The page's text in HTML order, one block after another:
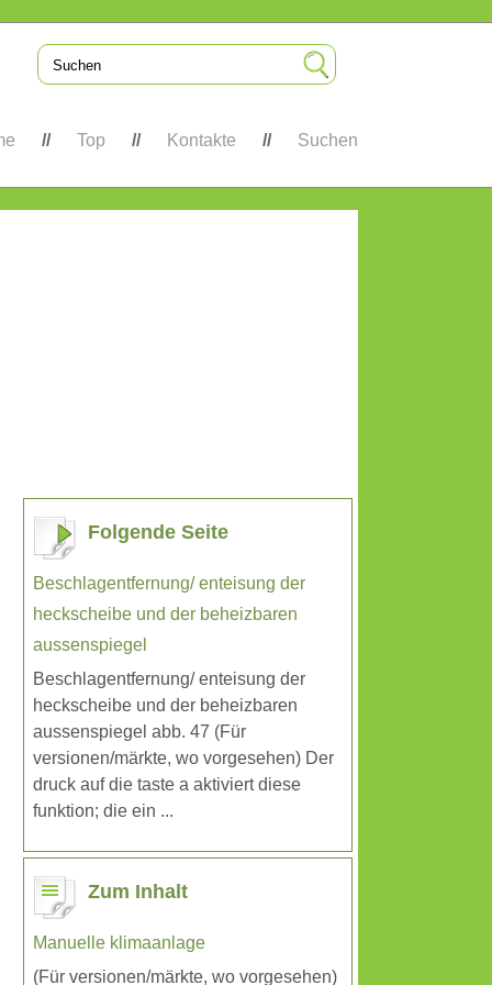
Top Kontakte Suchen
Folgende Seite
Beschlagentfernung/ enteisung der
heckscheibe und der beheizbaren
aussenspiegel
Beschlagentfernung/ enteisung der
heckscheibe und der beheizbaren
aussenspiegel abb. 47 (Für
versionen/märkte, wo vorgesehen) Der
druck auf die taste a aktiviert diese
funktion; die ein ...
Zum Inhalt
Manuelle klimaanlage
(Für versionen/märkte, wo vorgesehen)